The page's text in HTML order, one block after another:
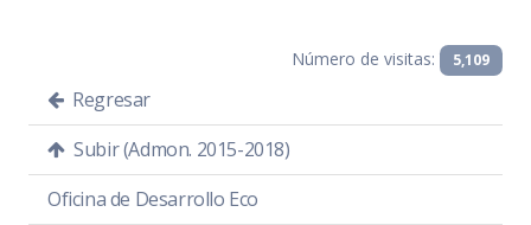
Número de visitas: 5,109
Regresar
Subir (Admon. 2015-2018)
Oficina de Desarrollo Eco